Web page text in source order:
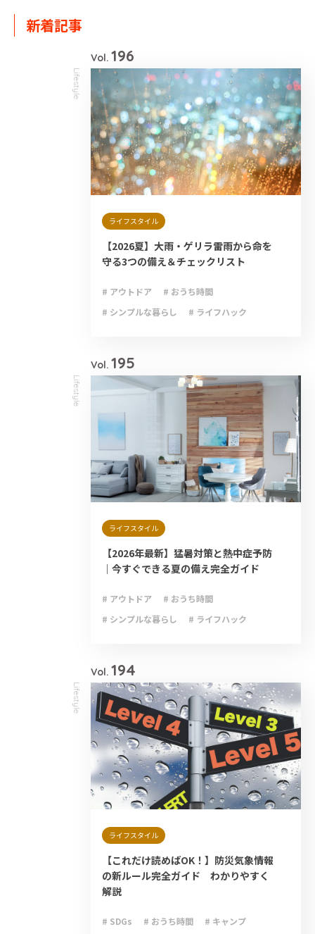
新着記事
Lifestyle
Vol. 196
ライフスタイル
【2026夏】大雨・ゲリラ雷雨から命を
守る3つの備え＆チェックリスト
# アウトドア
# おうち時間
# シンプルな暮らし
# ライフハック
Lifestyle
Vol. 195
ライフスタイル
【2026年最新】猛暑対策と熱中症予防
｜今すぐできる夏の備え完全ガイド
# アウトドア
# おうち時間
# シンプルな暮らし
# ライフハック
Lifestyle
Vol. 194
ライフスタイル
【これだけ読めばOK！】防災気象情報
の新ルール完全ガイド わかりやすく
解説
# SDGs # おうち時間
# キャンプ